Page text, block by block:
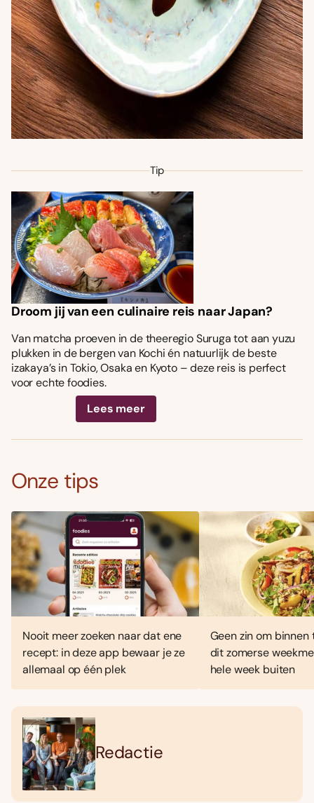
Tip
Droom jij van een culinaire reis naar Japan?
Van matcha proeven in de theeregio Suruga tot aan yuzu
plukken in de bergen van Kochi én natuurlijk de beste
izakaya’s in Tokio, Osaka en Kyoto – deze reis is perfect
voor echte foodies.
Lees meer
Onze tips
Nooit meer zoeken naar dat ene
recept: in deze app bewaar je ze
allemaal op één plek
Geen zin om binnen
dit zomerse
hele week buiten
Redactie